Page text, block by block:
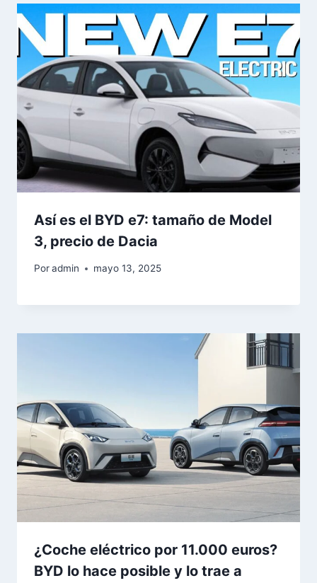
Así es el BYD e7: tamaño de Model
3, precio de Dacia
Poradmin mayo 13, 2025
¿Coche eléctrico por 11.000 euros?
BYD lo hace posible y lo trae a